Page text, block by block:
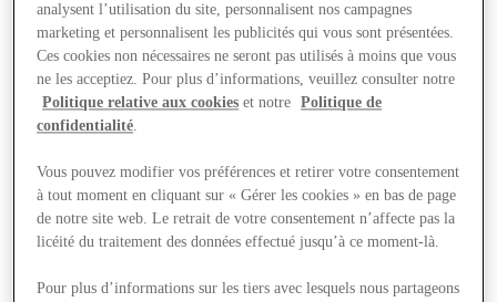
analysent l’utilisation du site, personnalisent nos campagnes
marketing et personnalisent les publicités qui vous sont présentées.
Ces cookies non nécessaires ne seront pas utilisés à moins que vous
ne les acceptiez. Pour plus d’informations, veuillez consulter notre
Politique relative aux cookies et notre
Politique de
confidentialité.
Vous pouvez modifier vos préférences et retirer votre consentement
à tout moment en cliquant sur « Gérer les cookies » en bas de page
de notre site web. Le retrait de votre consentement n’affecte pas la
licéité du traitement des données effectué jusqu’à ce moment-là.
Pour plus d’informations sur les tiers avec lesquels nous partageons